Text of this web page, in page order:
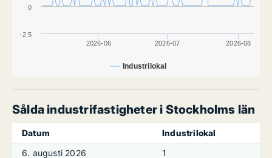
Industrilokal
2026-06 2026-07 2026-08
-2.5
0
Sålda industrifastigheter i Stockholms län
Datum
Industrilokal
6. augusti 2026
1